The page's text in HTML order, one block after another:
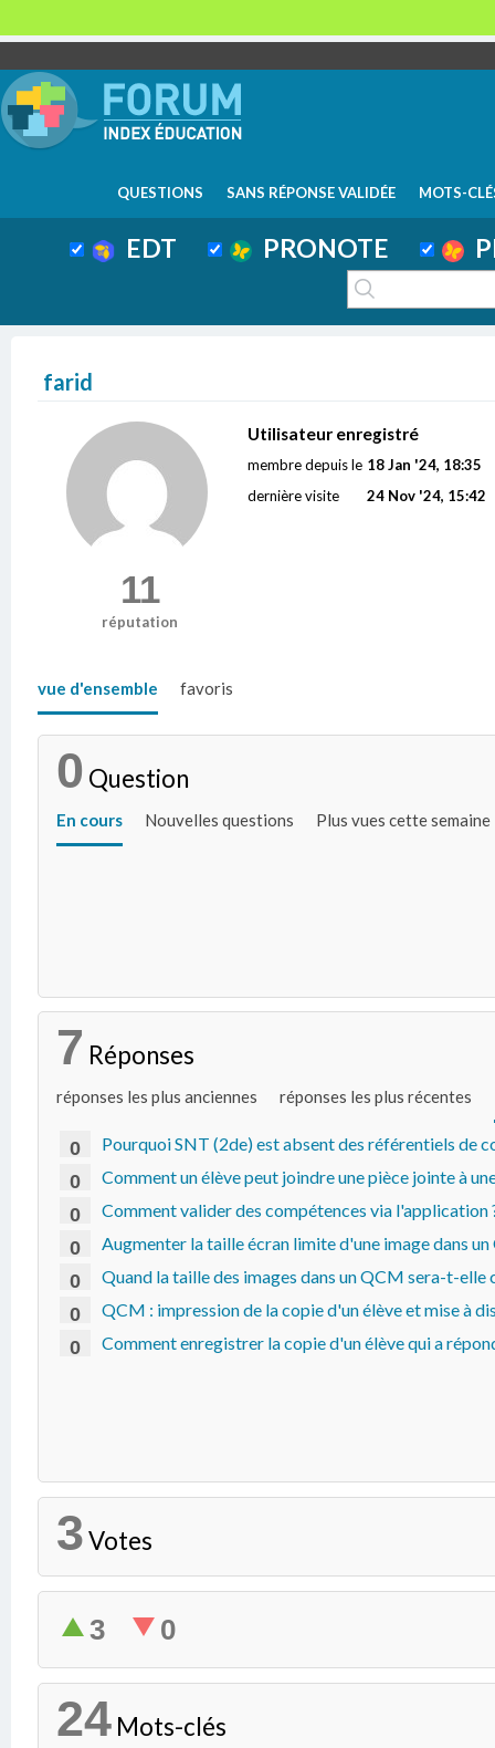
QUESTIONS SANS RÉPONSE VALIDÉE MOTS-
EDT PRONOTE
farid
11
réputation
Utilisateur enregistré
membre depuis le 18 Jan '24, 18:35
dernière visite
24 Nov '24, 15:42
vue d'ensemble favoris
0 Question
En cours Nouvelles questions Plus vues cette semaine
7 Réponses
réponses les plus anciennes réponses les plus récentes
0 Pourquoi SNT (2de) est absent des référentiels de
0 Comment un élève peut joindre une pièce jointe à
0 Comment valider des compétences via l'application
0 Augmenter la taille écran limite d'une image dans un
0 Quand la taille des images dans un QCM sera-t-elle
0 QCM : impression de la copie d'un élève et mise à
0 Comment enregistrer la copie d'un élève qui a
3Votes
3 0
24Mots-clés